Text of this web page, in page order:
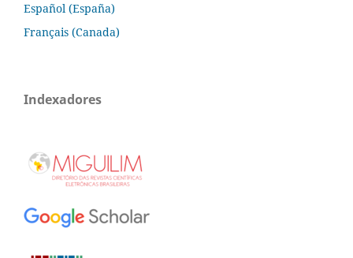
Español (España)
Français (Canada)
Indexadores